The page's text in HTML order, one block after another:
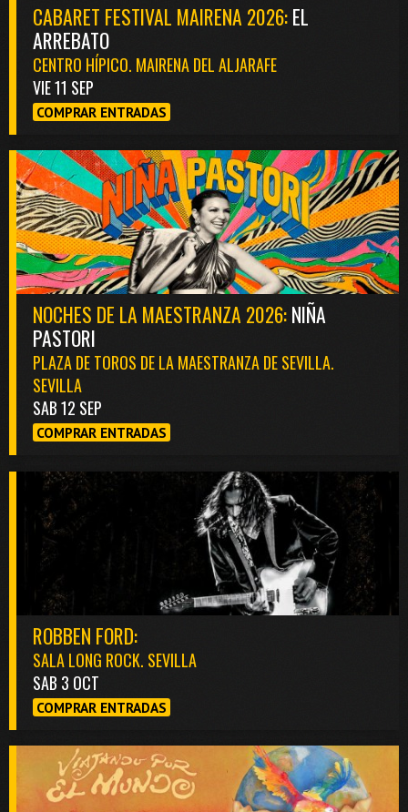
CABARET FESTIVAL MAIRENA 2026:EL
ARREBATO
CENTRO HÍPICO. MAIRENA DEL ALJARAFE
VIE 11 SEP
COMPRAR ENTRADAS
NOCHES DE LA MAESTRANZA 2026:NIÑA
PASTORI
PLAZA DE TOROS DE LA MAESTRANZA DE SEVILLA.
SEVILLA
SAB 12 SEP
COMPRAR ENTRADAS
ROBBEN FORD:
SALA LONG ROCK. SEVILLA
SAB 3 OCT
COMPRAR ENTRADAS